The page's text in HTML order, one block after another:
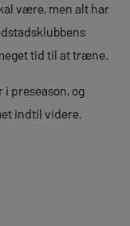
være, men alt har
tid til at træne.
i preseason, og
indtil videre.